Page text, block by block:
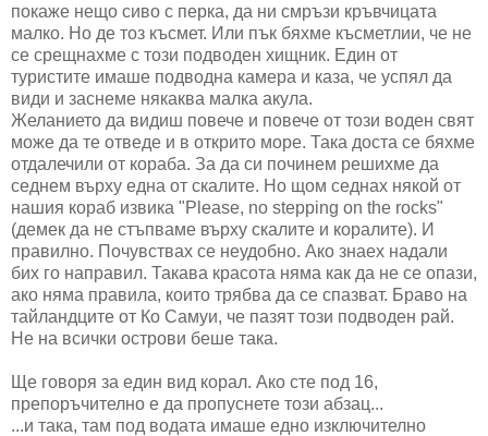
покаже нещо сиво с перка, да ни смръзи кръвчицата
малко. Но де тоз късмет. Или пък бяхме късметлии, че не
се срещнахме с този подводен хищник. Един от
туристите имаше подводна камера и каза, че успял да
види и заснеме някаква малка акула.
Желанието да видиш повече и повече от този воден свят
може да те отведе и в открито море. Така доста се бяхме
отдалечили от кораба. За да си починем решихме да
седнем върху една от скалите. Но щом седнах някой от
нашия кораб извика "Please, no stepping on the rocks"
(демек да не стъпваме върху скалите и коралите). И
правилно. Почувствах се неудобно. Ако знаех надали
бих го направил. Такава красота няма как да не се опази,
ако няма правила, които трябва да се спазват. Браво на
тайландците от Ко Самуи, че пазят този подводен рай.
Не на всички острови беше така.
Ще говоря за един вид корал. Aко сте под 16,
препоръчително е да пропуснете този абзац...
...и така, там под водата имаше едно изключително